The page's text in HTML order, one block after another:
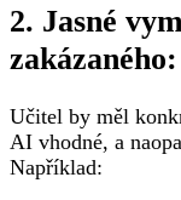
2. Jasné
zakázaného:
Učitel by měl
AI vhodné, a
Například: